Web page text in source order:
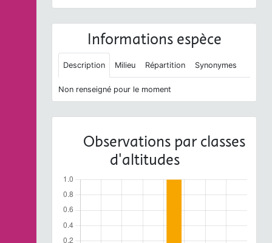
Informations espèce
Description Milieu Répartition Synonymes
Non renseigné pour le moment
Observations par classes
d'altitudes